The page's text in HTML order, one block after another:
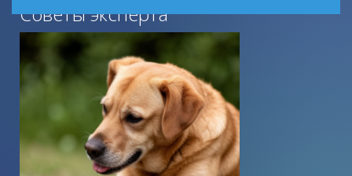
Гепатолюкс суспензия улучшает свойства желчи и
уменьшает риск образования желчных камней у
животного.
Применение препарата значительно снижает риск
возникновения цирроза и рака печени у животных.
Рекомендовано: применение препарата Гепатолюкс
суспензия животным группы риска: кастрированным,
стерилизованным, склонным к полноте, малоподвижным
пожилым.
Советы эксперта